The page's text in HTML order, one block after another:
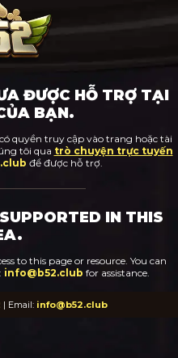
ĐƯỢC HỖ TRỢ TẠI
BẠN.
quyền truy cập vào trang hoặc tài
tôi qua trò chuyện trực tuyến
để được hỗ trợ.
IN THIS
to this page or resource. You can
info@b52.club for assistance.
| Email: info@b52.club